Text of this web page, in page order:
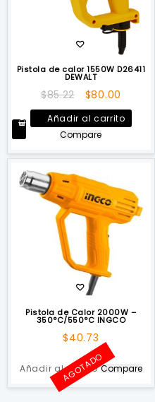
Pistola de calor 1550W D26411
DEWALT
$85.22
El
precio
original
era:
$85.22.
$80.00
precio
actual
$80.00.
Añadir al carrito
Compare
Pistola de Calor 2000W –
350°C/550°C INGCO
$40.73
Añadir al carrito
AGOTADOCompare